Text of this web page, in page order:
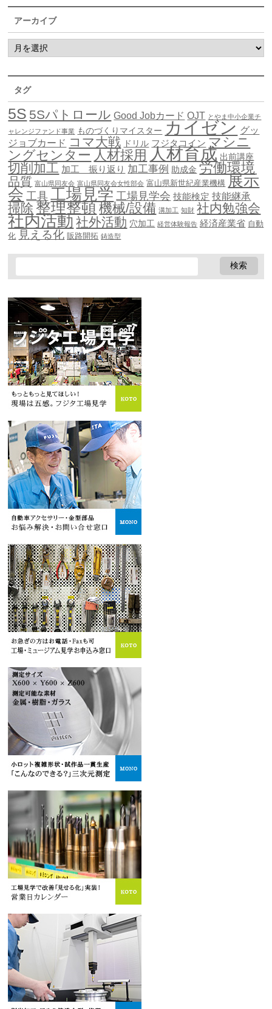
アーカイブ
タグ
5S 5Sパトロール Good Jobカード OJT とやま中小企業チ
ャレンジファンド事業 ものづくりマイスター カイゼン グッ
ジョブカード コマ大戦 ドリル フジタコイン マシニ
ングセンター 人材採用 人材育成 出前講座
切削加工 加工 振り返り 加工事例 助成金 労働環境
品質 富山県同友会 富山県同友会女性部会 富山県新世紀産業機構 展示
会 工具 工場見学 工場見学会 技能検定 技能継承
掃除 整理整頓機械/設備 溝加工 知財 社内勉強会
社内活動社外活動 穴加工 経営体験報告 経済産業省 自動
化 見える化 販路開拓 鋳造型